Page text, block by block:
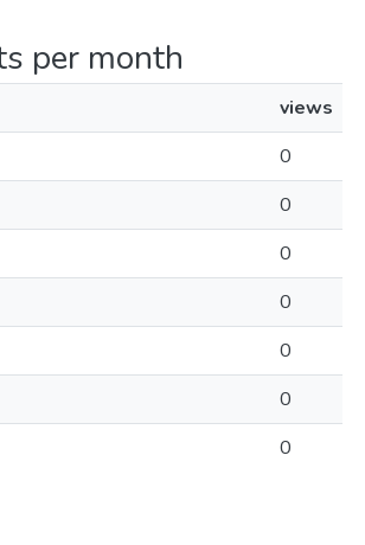
per month
views
0
0
0
0
0
0
0